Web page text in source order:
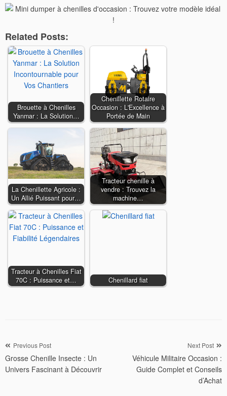
Related Posts:
Brouette à Chenilles
Yanmar : La Solution…
Chenillette Rotaire
Occasion : L'Excellence à
Portée de Main
La Chenillette Agricole :
Un Allié Puissant pour…
Tracteur chenille à
vendre : Trouvez la
machine…
Tracteur à Chenilles Fiat
70C : Puissance et…
Chenillard fiat
Navigation
de
l’article
Previous Post
Grosse Chenille Insecte : Un
Univers Fascinant à Découvrir
Next Post
Véhicule Militaire Occasion :
Guide Complet et Conseils
d’Achat